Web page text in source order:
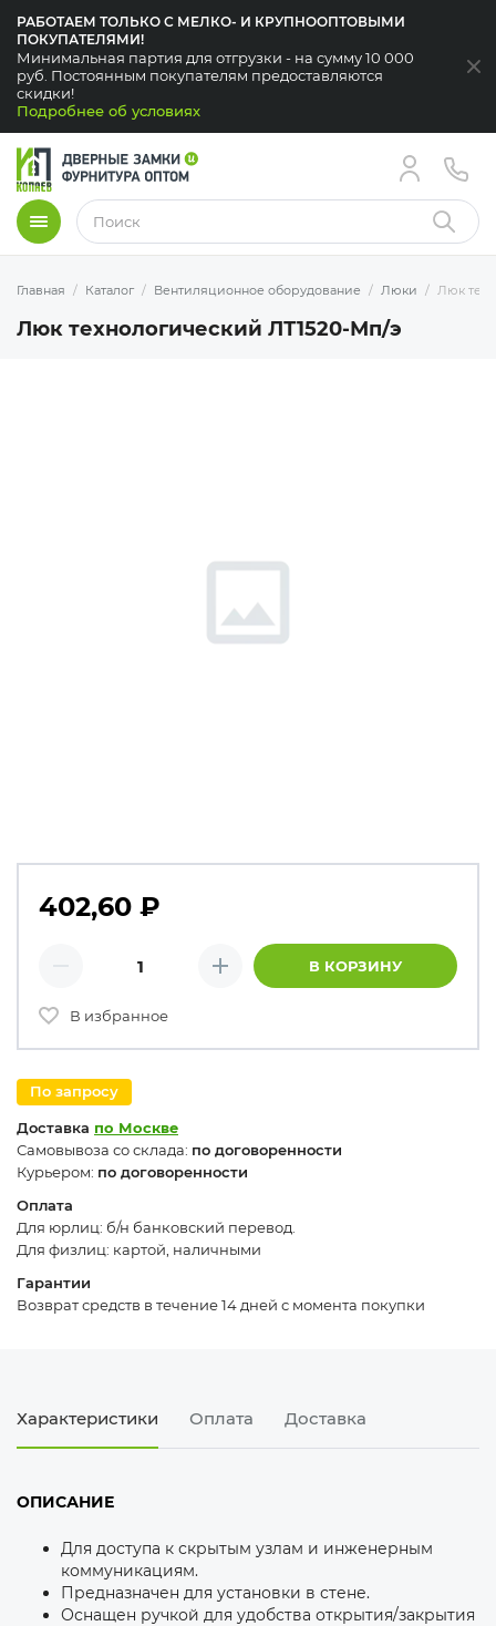
РАБОТАЕМ ТОЛЬКО С МЕЛКО- И КРУПНООПТОВЫМИ
ПОКУПАТЕЛЯМИ!
Минимальная партия для отгрузки - на сумму 10 000
руб. Постоянным покупателям предоставляются
скидки!
Подробнее об условиях
Меню Найти
Главная Каталог Вентиляционное оборудование Люки Люк
Люк технологический ЛТ1520-Мп/э
402,60 ₽
Плюс В КОРЗИНУ
В избранное
По запросу
Доставка по Москве
Самовывоза со склада: по договоренности
Курьером: по договоренности
Оплата
Для юрлиц: б/н банковский перевод.
Для физлиц: картой, наличными
Гарантии
Возврат средств в течение 14 дней с момента покупки
Характеристики Оплата Доставка
ОПИСАНИЕ
Для доступа к скрытым узлам и инженерным
коммуникациям.
Предназначен для установки в стене.
Оснащен ручкой для удобства открытия/закрытия